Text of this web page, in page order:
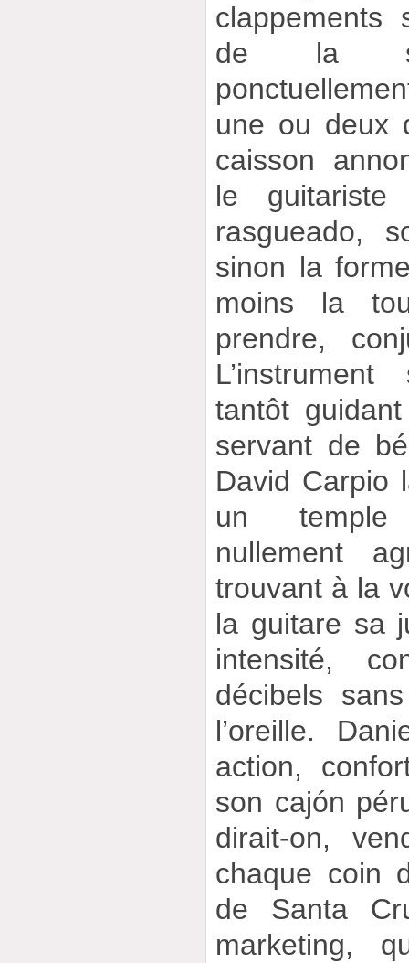
clappements
de la
une ou deux
caisson
le
rasgueado,
sinon la
moins la
prendre,
tantôt
servant de
David Carpio
un temple
nullement
trouvant à la
la guitare sa
intensité,
décibels
l’oreille.
action,
son cajón
dirait-on,
chaque coin
de Santa
marketing,